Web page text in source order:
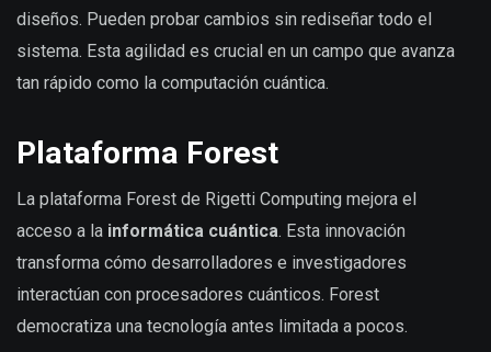
diseños. Pueden probar cambios sin rediseñar todo el
sistema. Esta agilidad es crucial en un campo que avanza
tan rápido como la computación cuántica.
Plataforma Forest
La plataforma Forest de Rigetti Computing mejora el
acceso a la informática cuántica. Esta innovación
transforma cómo desarrolladores e investigadores
interactúan con procesadores cuánticos. Forest
democratiza una tecnología antes limitada a pocos.